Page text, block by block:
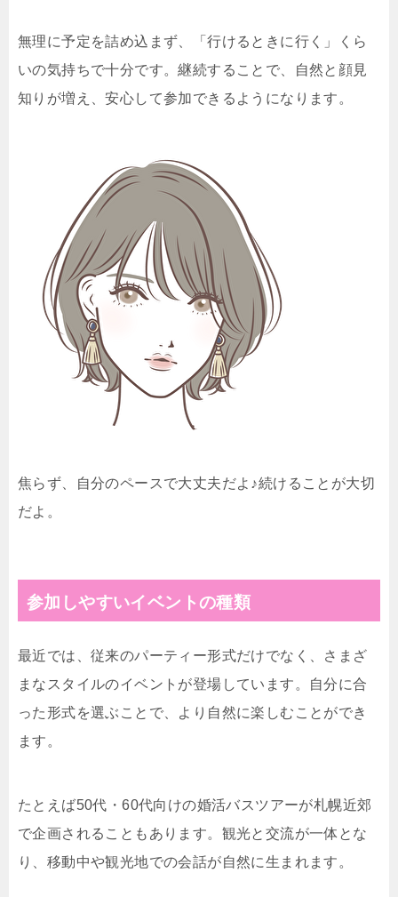
無理に予定を詰め込まず、「行けるときに行く」くら
いの気持ちで十分です。継続することで、自然と顔見
知りが増え、安心して参加できるようになります。
焦らず、自分のペースで大丈夫だよ♪続けることが大切
だよ。
参加しやすいイベントの種類
最近では、従来のパーティー形式だけでなく、さまざ
まなスタイルのイベントが登場しています。自分に合
った形式を選ぶことで、より自然に楽しむことができ
ます。
たとえば50代・60代向けの婚活バスツアーが札幌近郊
で企画されることもあります。観光と交流が一体とな
り、移動中や観光地での会話が自然に生まれます。